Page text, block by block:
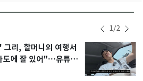
1/2
리, 할머니외 여행서
도에 잘 있어"…유튜브